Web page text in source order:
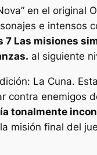
en el original
e intensos
7 Las misiones
al siguiente
La Cuna.
contra enemigos
tonalmente
misión final del